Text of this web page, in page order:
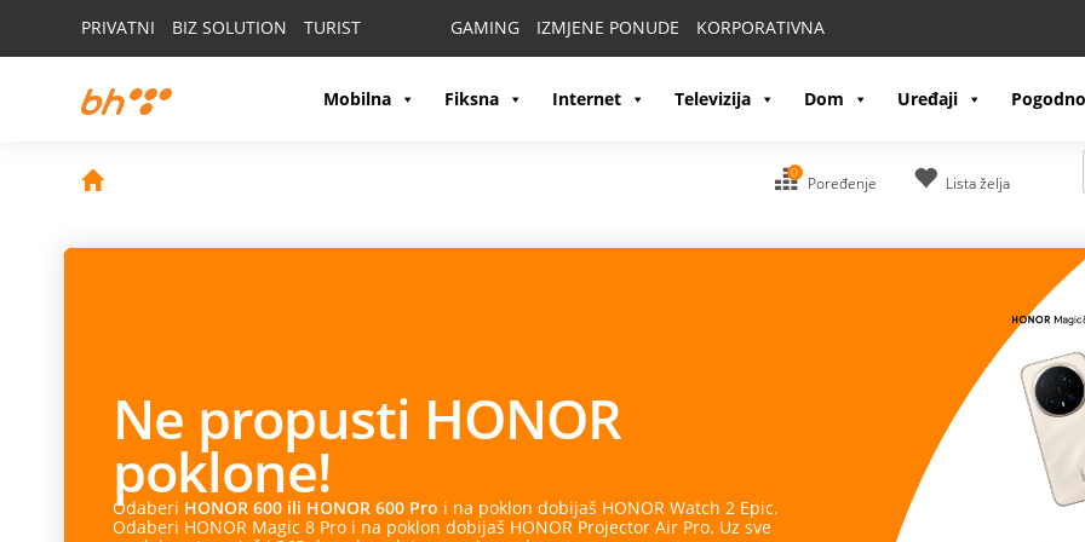
PRIVATNI BIZ SOLUTION TURIST GAMING IZMJENE PONUDE KORPORATIVNA
Mobilna Fiksna Internet Televizija Dom Uređaji
0
Poređenje Lista želja
Ne propusti HONOR
poklone!
Odaberi HONOR 600 ili HONOR 600 Pro i na poklon dobijaš HONOR Watch 2 Epic.
Odaberi HONOR Magic 8 Pro i na poklon dobijaš HONOR Projector Air Pro. Uz sve